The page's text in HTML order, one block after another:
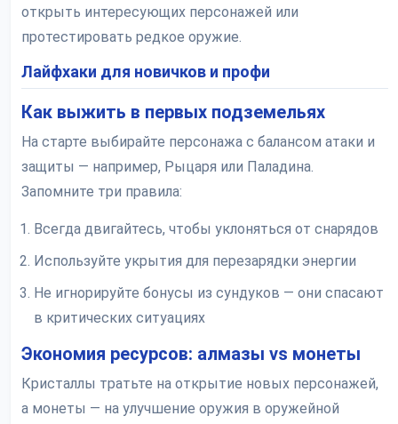
открыть интересующих персонажей или
протестировать редкое оружие.
Лайфхаки для новичков и профи
Как выжить в первых подземельях
На старте выбирайте персонажа с балансом атаки и
защиты — например, Рыцаря или Паладина.
Запомните три правила:
Всегда двигайтесь, чтобы уклоняться от снарядов
Используйте укрытия для перезарядки энергии
Не игнорируйте бонусы из сундуков — они спасают
в критических ситуациях
Экономия ресурсов: алмазы vs монеты
Кристаллы тратьте на открытие новых персонажей,
а монеты — на улучшение оружия в оружейной